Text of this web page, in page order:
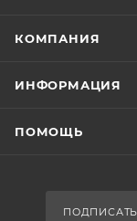
КОМПАНИЯ
ИНФОРМАЦИЯ
ПОМОЩЬ